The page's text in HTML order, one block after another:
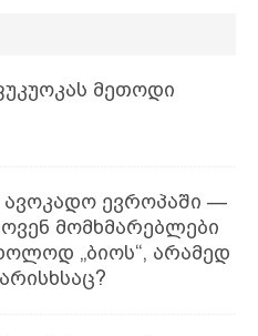
მეთოდი
ევროპაში —
მომხმარებლები
„ბიოს“, არამედ